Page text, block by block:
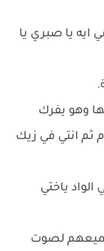
ايه يا صبري يا
وهو يفرك
ثم انتي في زيك
الواد ياختي
جميعهم لصوت